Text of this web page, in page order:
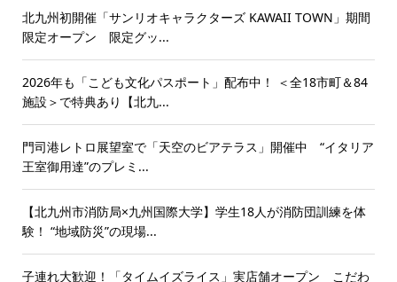
北九州初開催「サンリオキャラクターズ KAWAII TOWN」期間
限定オープン 限定グッ...
2026年も「こども文化パスポート」配布中！ ＜全18市町＆84
施設＞で特典あり【北九...
門司港レトロ展望室で「天空のビアテラス」開催中 “イタリア
王室御用達”のプレミ...
【北九州市消防局×九州国際大学】学生18人が消防団訓練を体
験！ “地域防災”の現場...
子連れ大歓迎！「タイムイズライス」実店舗オープン こだわ